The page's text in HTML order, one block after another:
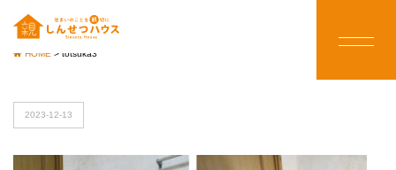
HOME > totsuka3
2023-12-13